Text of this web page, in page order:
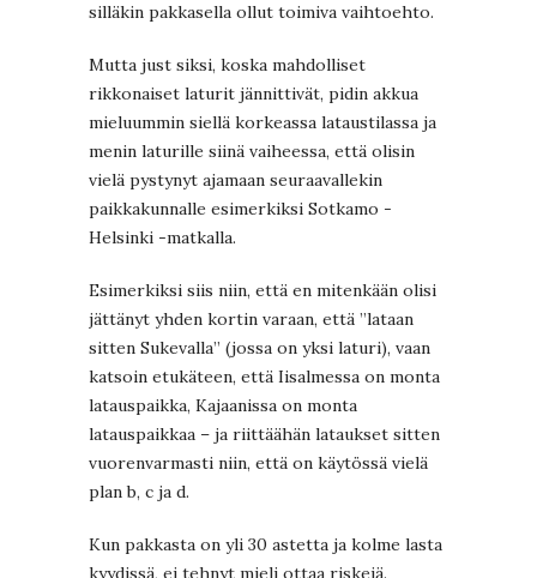
silläkin pakkasella ollut toimiva vaihtoehto.
Mutta just siksi, koska mahdolliset
rikkonaiset laturit jännittivät, pidin akkua
mieluummin siellä korkeassa lataustilassa ja
menin laturille siinä vaiheessa, että olisin
vielä pystynyt ajamaan seuraavallekin
paikkakunnalle esimerkiksi Sotkamo -
Helsinki -matkalla.
Esimerkiksi siis niin, että en mitenkään olisi
jättänyt yhden kortin varaan, että ”lataan
sitten Sukevalla” (jossa on yksi laturi), vaan
katsoin etukäteen, että Iisalmessa on monta
latauspaikka, Kajaanissa on monta
latauspaikkaa – ja riittäähän lataukset sitten
vuorenvarmasti niin, että on käytössä vielä
plan b, c ja d.
Kun pakkasta on yli 30 astetta ja kolme lasta